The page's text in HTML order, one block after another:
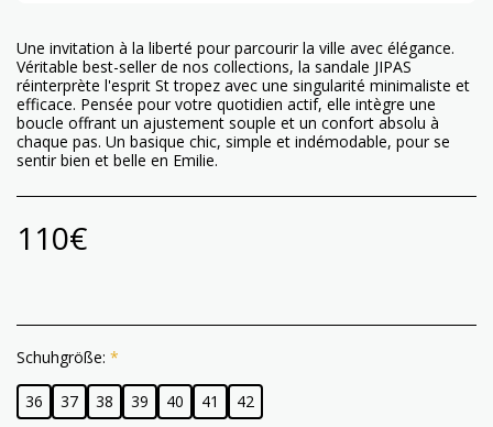
Une invitation à la liberté pour parcourir la ville avec élégance.
Véritable best-seller de nos collections, la sandale JIPAS
réinterprète l'esprit St tropez avec une singularité minimaliste et
efficace. Pensée pour votre quotidien actif, elle intègre une
boucle offrant un ajustement souple et un confort absolu à
chaque pas. Un basique chic, simple et indémodable, pour se
sentir bien et belle en Emilie.
110€
Schuhgröße: *
36 37 38 39 40 41 42